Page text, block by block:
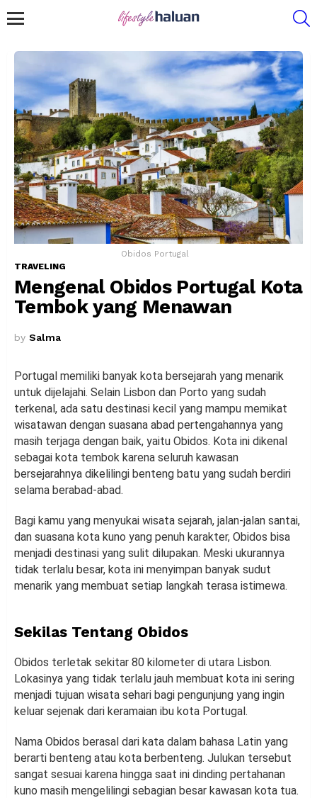
Obidos Portugal
TRAVELING
Mengenal Obidos Portugal Kota
Tembok yang Menawan
by Salma
Portugal memiliki banyak kota bersejarah yang menarik
untuk dijelajahi. Selain Lisbon dan Porto yang sudah
terkenal, ada satu destinasi kecil yang mampu memikat
wisatawan dengan suasana abad pertengahannya yang
masih terjaga dengan baik, yaitu Obidos. Kota ini dikenal
sebagai kota tembok karena seluruh kawasan
bersejarahnya dikelilingi benteng batu yang sudah berdiri
selama berabad-abad.
Bagi kamu yang menyukai wisata sejarah, jalan-jalan santai,
dan suasana kota kuno yang penuh karakter, Obidos bisa
menjadi destinasi yang sulit dilupakan. Meski ukurannya
tidak terlalu besar, kota ini menyimpan banyak sudut
menarik yang membuat setiap langkah terasa istimewa.
Sekilas Tentang Obidos
Obidos terletak sekitar 80 kilometer di utara Lisbon.
Lokasinya yang tidak terlalu jauh membuat kota ini sering
menjadi tujuan wisata sehari bagi pengunjung yang ingin
keluar sejenak dari keramaian ibu kota Portugal.
Nama Obidos berasal dari kata dalam bahasa Latin yang
berarti benteng atau kota berbenteng. Julukan tersebut
sangat sesuai karena hingga saat ini dinding pertahanan
kuno masih mengelilingi sebagian besar kawasan kota tua.